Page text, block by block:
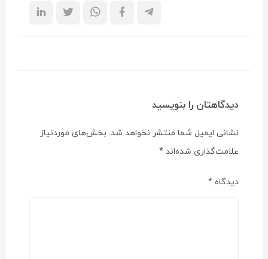
دیدگاهتان را بنویسید
نشانی ایمیل شما منتشر نخواهد شد. بخش‌های موردنیاز
علامت‌گذاری شده‌اند*
دیدگاه*